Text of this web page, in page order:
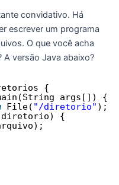
convidativo. Há
escrever um programa
O que você acha
A versão Java abaixo?
{
args[]) {
File( "/diretorio" );
diretorio) {